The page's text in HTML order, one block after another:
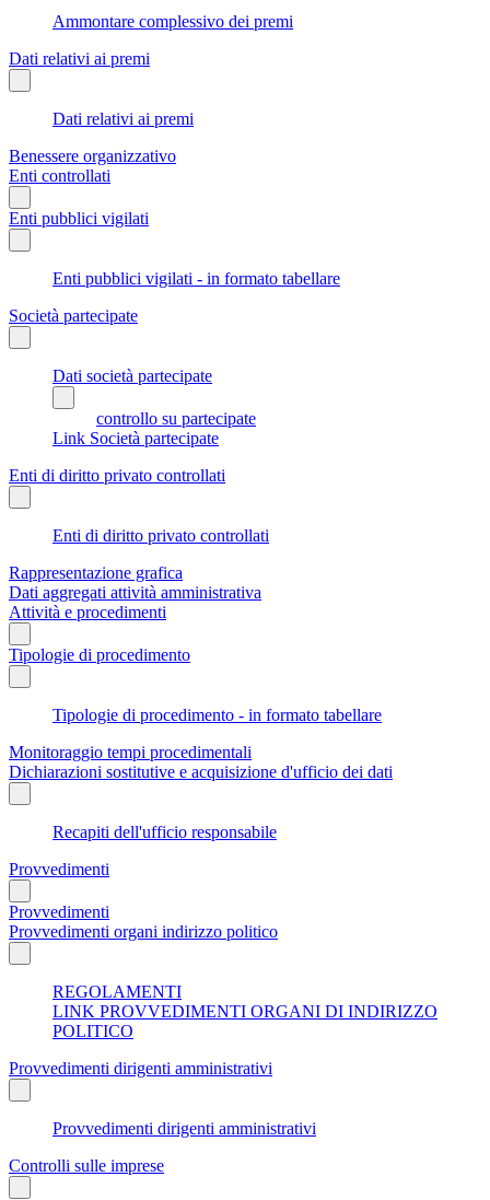
Ammontare complessivo dei premi
Dati relativi ai premi
Dati relativi ai premi
Benessere organizzativo
Enti controllati
Enti pubblici vigilati
Enti pubblici vigilati - in formato tabellare
Società partecipate
Dati società partecipate
controllo su partecipate
Link Società partecipate
Enti di diritto privato controllati
Enti di diritto privato controllati
Rappresentazione grafica
Dati aggregati attività amministrativa
Attività e procedimenti
Tipologie di procedimento
Tipologie di procedimento - in formato tabellare
Monitoraggio tempi procedimentali
Dichiarazioni sostitutive e acquisizione d'ufficio dei dati
Recapiti dell'ufficio responsabile
Provvedimenti
Provvedimenti
Provvedimenti organi indirizzo politico
REGOLAMENTI
LINK PROVVEDIMENTI ORGANI DI INDIRIZZO
POLITICO
Provvedimenti dirigenti amministrativi
Provvedimenti dirigenti amministrativi
Controlli sulle imprese